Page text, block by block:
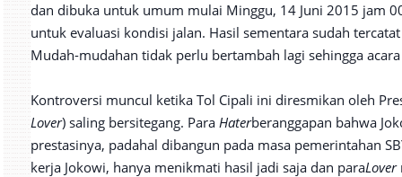
dan dibuka untuk umum mulai Minggu, 14 Juni 2015 jam
untuk evaluasi kondisi jalan. Hasil sementara sudah
Mudah-mudahan tidak perlu bertambah lagi sehingga
Kontroversi muncul ketika Tol Cipali ini diresmikan oleh
Lover) saling bersitegang. Para Haterberanggapan bahwa
prestasinya, padahal dibangun pada masa pemerintahan
kerja Jokowi, hanya menikmati hasil jadi saja dan paraLover